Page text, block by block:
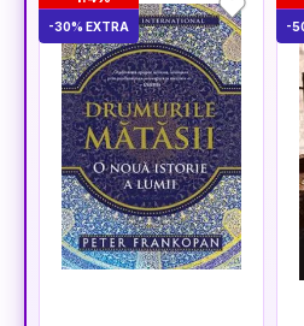
-30% EXTRA -